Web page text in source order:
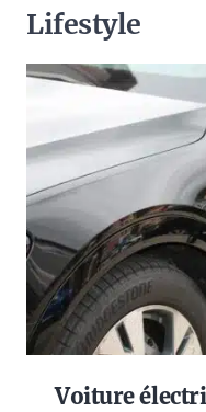
Lifestyle
Voiture